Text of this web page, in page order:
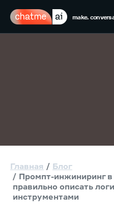
make.
Главная
Блог
Промпт-инжиниринг
правильно описать
инструментами